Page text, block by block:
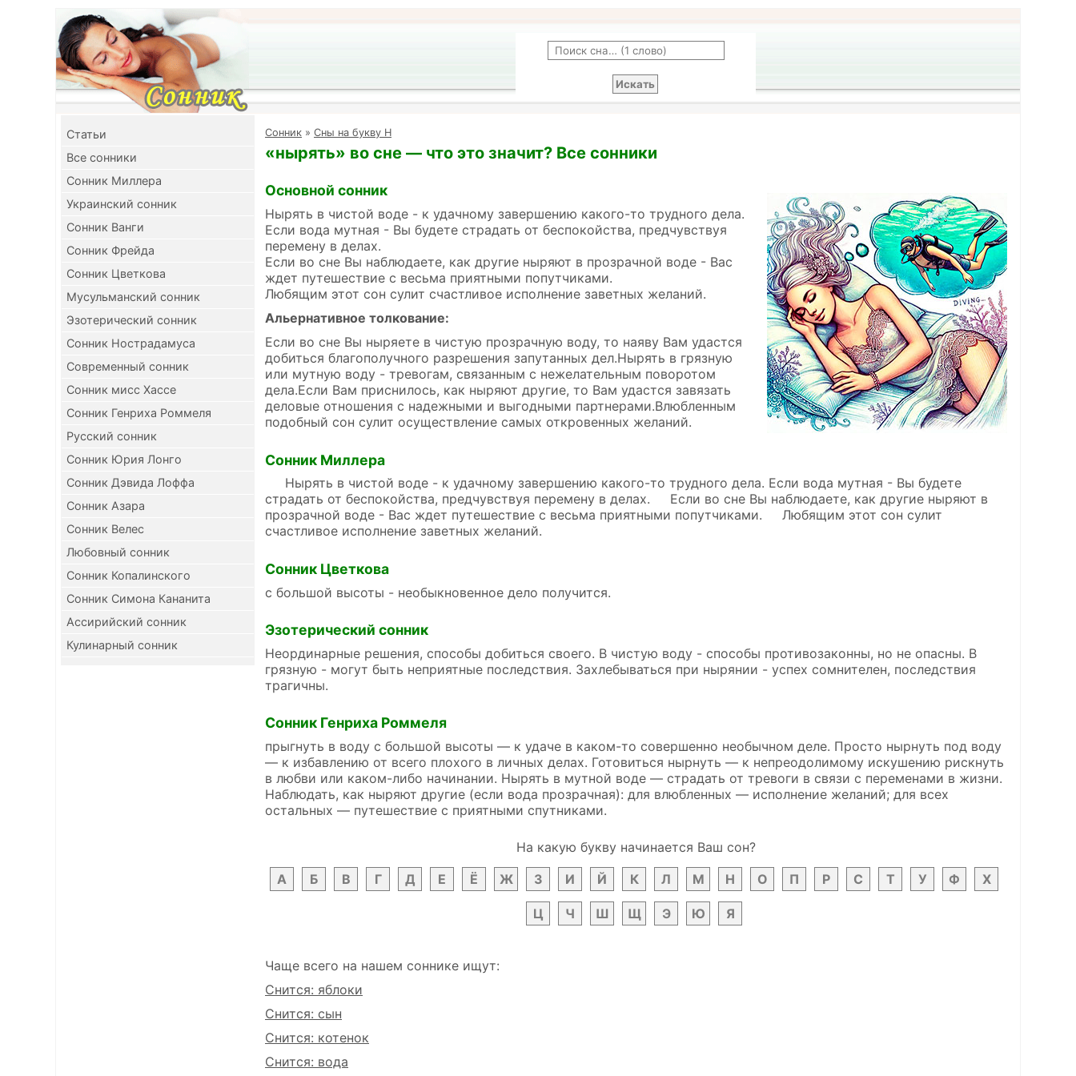
Cтатьи
Все сонники
Сонник Миллера
Украинский сонник
Сонник Ванги
Сонник Фрейда
Сонник Цветкова
Мусульманский сонник
Эзотерический сонник
Сонник Нострадамуса
Современный сонник
Сонник мисс Хассе
Сонник Генриха Роммеля
Русский сонник
Сонник Юрия Лонго
Сонник Дэвида Лоффа
Сонник Азара
Сонник Велес
Любовный сонник
Сонник Копалинского
Сонник Симона Кананита
Ассирийский сонник
Кулинарный сонник
Cонник » Сны на букву Н
«нырять» во сне — что это значит? Все сонники
Основной сонник
Нырять в чистой воде - к удачному завершению какого-то трудного дела.
Если вода мутная - Вы будете страдать от беспокойства, предчувствуя
перемену в делах.
Если во сне Вы наблюдаете, как другие ныряют в прозрачной воде - Вас
ждет путешествие с весьма приятными попутчиками.
Любящим этот сон сулит счастливое исполнение заветных желаний.
Альернативное толкование:
Если во сне Вы ныряете в чистую прозрачную воду, то наяву Вам удастся
добиться благополучного разрешения запутанных дел.Нырять в грязную
или мутную воду - тревогам, связанным с нежелательным поворотом
дела.Если Вам приснилось, как ныряют другие, то Вам удастся завязать
деловые отношения с надежными и выгодными партнерами.Влюбленным
подобный сон сулит осуществление самых откровенных желаний.
Сонник Миллера
Нырять в чистой воде - к удачному завершению какого-то трудного дела. Если вода мутная - Вы будете
страдать от беспокойства, предчувствуя перемену в делах. Если во сне Вы наблюдаете, как другие ныряют в
прозрачной воде - Вас ждет путешествие с весьма приятными попутчиками. Любящим этот сон сулит
счастливое исполнение заветных желаний.
Сонник Цветкова
с большой высоты - необыкновенное дело получится.
Эзотерический сонник
Неординарные решения, способы добиться своего. В чистую воду - способы противозаконны, но не опасны. В
грязную - могут быть неприятные последствия. Захлебываться при нырянии - успех сомнителен, последствия
трагичны.
Сонник Генриха Роммеля
прыгнуть в воду с большой высоты — к удаче в каком-то совершенно необычном деле. Просто нырнуть под воду
— к избавлению от всего плохого в личных делах. Готовиться нырнуть — к непреодолимому искушению рискнуть
в любви или каком-либо начинании. Нырять в мутной воде — страдать от тревоги в связи с переменами в жизни.
Наблюдать, как ныряют другие (если вода прозрачная): для влюбленных — исполнение желаний; для всех
остальных — путешествие с приятными спутниками.
На какую букву начинается Ваш сон?
А
Б В Г Д Е Ё Ж З И Й К Л М Н О П Р С Т У Ф Х
Ц Ч Ш Щ Э Ю Я
Чаще всего на нашем соннике ищут:
Снится: яблоки
Снится: сын
Снится: котенок
Снится: вода